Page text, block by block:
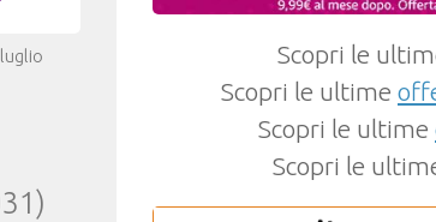
Scopri le
Scopri le ultime
Scopri le ultime
Scopri le